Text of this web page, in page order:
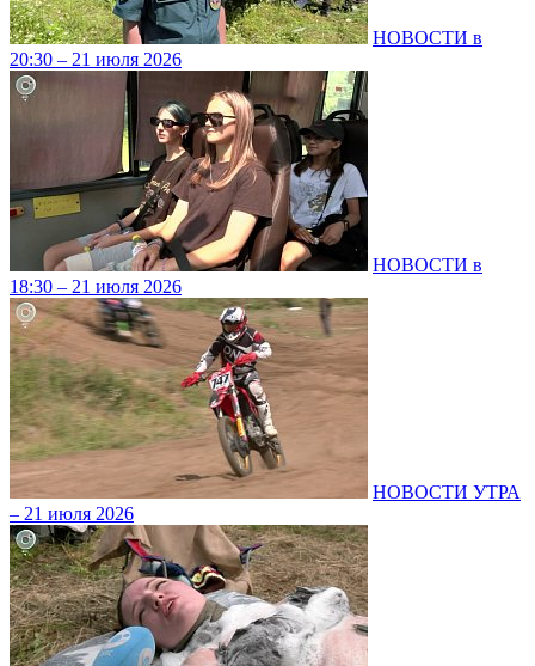
НОВОСТИ в
20:30 – 21 июля 2026
НОВОСТИ в
18:30 – 21 июля 2026
НОВОСТИ УТРА
– 21 июля 2026